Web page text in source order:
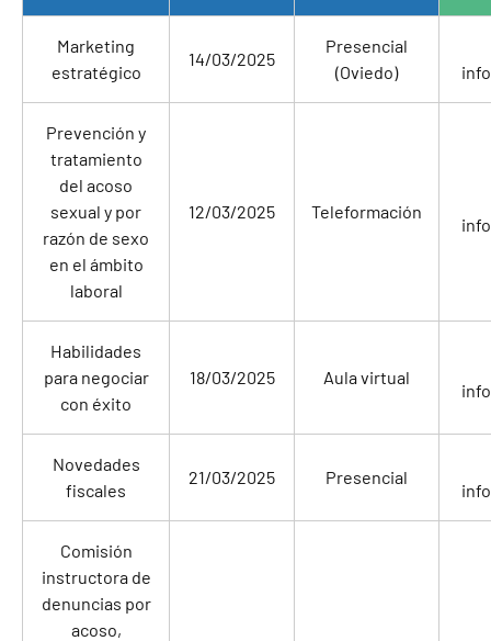
Marketing
estratégico
14/03/2025
Presencial
(Oviedo)
Prevención y
tratamiento
del acoso
sexual y por
razón de sexo
en el ámbito
laboral
12/03/2025 Teleformación
Habilidades
para negociar
con éxito
18/03/2025 Aula virtual
Novedades
fiscales
21/03/2025 Presencial
Comisión
instructora de
denuncias por
acoso,